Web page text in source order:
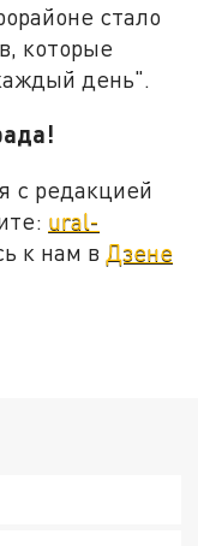
стало
которые
день".
с редакцией
ural-
к нам в Дзене